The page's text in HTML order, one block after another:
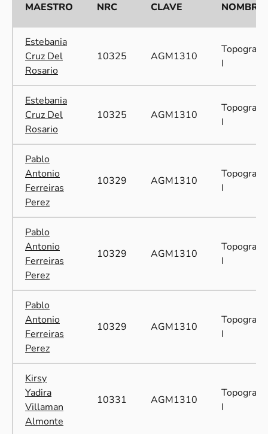
MAESTRO NRC CLAVE NOMBRE
Estebania
Cruz Del
Rosario
10325 AGM1310
Topografía
I
Estebania
Cruz Del
Rosario
10325 AGM1310
Topografía
I
Pablo
Antonio
Ferreiras
Perez
10329 AGM1310
Topografía
I
Pablo
Antonio
Ferreiras
Perez
10329 AGM1310
Topografía
I
Pablo
Antonio
Ferreiras
Perez
10329 AGM1310
Topografía
I
Kirsy
Yadira
Villaman
Almonte
10331 AGM1310
Topografía
I